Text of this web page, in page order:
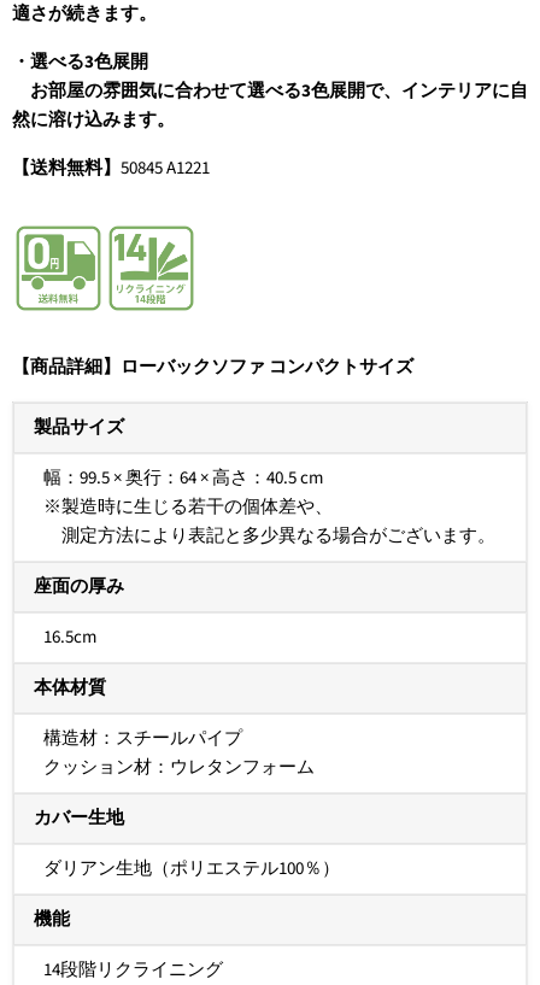
適さが続きます。
・選べる3色展開
お部屋の雰囲気に合わせて選べる3色展開で、インテリアに自
然に溶け込みます。
【送料無料】 50845 A1221
【商品詳細】ローバックソファ コンパクトサイズ
製品サイズ
幅：99.5 × 奥行：64 × 高さ：40.5 cm
※製造時に生じる若干の個体差や、
測定方法により表記と多少異なる場合がございます。
座面の厚み
16.5cm
本体材質
構造材：スチールパイプ
クッション材：ウレタンフォーム
カバー生地
ダリアン生地（ポリエステル100％）
機能
14段階リクライニング